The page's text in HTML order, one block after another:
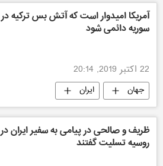
آمریکا امیدوار است که آتش بس ترکیه در
سوریه دائمی شود
22 اکتبر 2019, 20:14
جهان ایران
ظریف و صالحی در پیامی به سفیر ایران در
روسیه تسلیت گفتند